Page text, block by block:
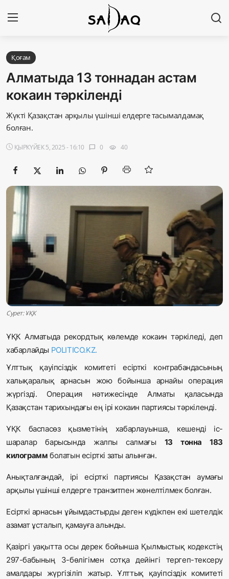
Редакциялық байланыстар
Sadaq TV
Экономика
Жаңалықтар
Қоғам
Спорт
Әлем
Журналистік зерттеу
Қазақ тілі
Қоғам
Алматыда 13 тоннадан астам
кокаин тәркіленді
Жүкті Қазақстан арқылы үшінші елдерге тасымалдамақ
болған.
ҚЫРКҮЙЕК 5, 2025 - 16:10 chat_bubble 0 visibility 40
Сурет: ҰҚК
ҰҚК Алматыда рекордтық көлемде кокаин тәркіледі, деп
хабарлайды POLITICO.KZ.
Ұлттық қауіпсіздік комитеті есірткі контрабандасының
халықаралық арнасын жою бойынша арнайы операция
жүргізді. Операция нәтижесінде Алматы қаласында
Қазақстан тарихындағы ең ірі кокаин партиясы тәркіленді.
ҰҚК баспасөз қызметінің хабарлауынша, кешенді іс-
шаралар барысында жалпы салмағы
13 тонна 183
килограмм болатын есірткі заты алынған.
Анықталғандай, ірі есірткі партиясы Қазақстан аумағы
арқылы үшінші елдерге транзитпен жөнелтілмек болған.
Есірткі арнасын ұйымдастырды деген күдікпен екі шетелдік
азамат ұсталып, қамауға алынды.
Қазіргі уақытта осы дерек бойынша Қылмыстық кодекстің
297-бабының 3-бөлігімен сотқа дейінгі тергеп-тексеру
амалдары жүргізіліп жатыр. Ұлттық қауіпсіздік комитеті